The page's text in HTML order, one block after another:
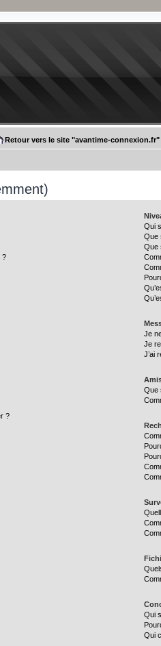
Retour vers le site "avantime-connexion.fr"
?
?
Qui
Que
Que
Je
Je
J’ai
Que
Qui
Qui